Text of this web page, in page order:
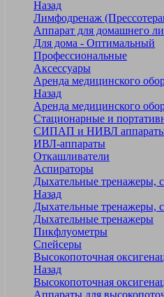
Назад
Лимфодренаж
Аппарат для домашнего
Для дома - Оптимальный
Профессиональные
Аксессуары
Аренда медицинского
Назад
Аренда медицинского
Стационарные и
СИПАП и НИВЛ
ИВЛ-аппараты
Откашливатели
Аспираторы
Дыхательные тренажеры,
Назад
Дыхательные тренажеры,
Дыхательные тренажеры
Пикфлуометры
Спейсеры
Высокопоточная
Назад
Высокопоточная
Аппараты для